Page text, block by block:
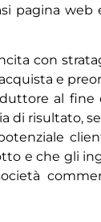
pagina
con
e
al
di risultato,
potenziale
e che gli